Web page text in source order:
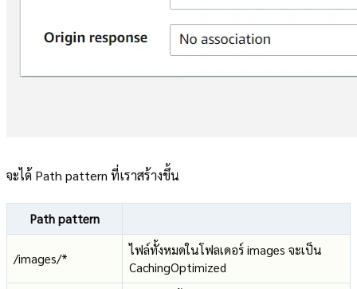
จะได้ Path pattern ที่เราสร้างขึ้น
Path pattern
/images/*
ไฟล์ทั้งหมดในโฟลเดอร์ images จะเป็น
CachingOptimized